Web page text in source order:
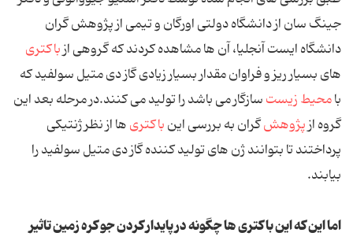
جینگ سان از دانشگاه دولتی اورگان و تیمی از پژوهش گران
دانشگاه ایست آنجلیا، آن ها مشاهده کردند که گروهی ازباکتری
های بسیار ریز و فراوان مقدار بسیار زیادی گاز دی متیل سولفید که
بامحیط زیستسازگار می باشد را تولید می کنند.در مرحله بعد این
گروه ازپژوهشگران به بررسی اینباکتریها از نظر ژنتیکی
پرداختند تا بتوانند ژن های تولید کننده گاز دی متیل سولفید را
بیابند.
اما این که این باکتری ها چگونه در پایدار کردن جو کره زمین تاثیر